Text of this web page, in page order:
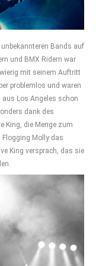
Bands auf
und BMX Ridern war
mit seinem Auftritt
problemlos und waren
aus Los Angeles schon
dank des
King, die Menge zum
Flogging Molly das
King versprach, das sie